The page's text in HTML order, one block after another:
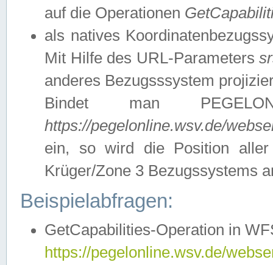
auf die Operationen
als natives
Mit Hilfe des URL-Parameters
anderes Bezugsssystem
Bindet man
https://pegelonline.wsv.de/
ein, so wird die Position
Krüger/Zone 3 Bezugssystems
Beispielabfragen:
GetCapabilities-Operation in
https://pegelonline.wsv.de/